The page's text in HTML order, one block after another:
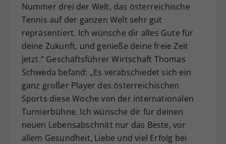
Nummer drei der Welt, das österreichische
Tennis auf der ganzen Welt sehr gut
repräsentiert. Ich wünsche dir alles Gute für
deine Zukunft, und genieße deine freie Zeit
jetzt.“ Geschäftsführer Wirtschaft Thomas
Schweda befand: „Es verabschiedet sich ein
ganz großer Player des österreichischen
Sports diese Woche von der internationalen
Turnierbühne. Ich wünsche dir für deinen
neuen Lebensabschnitt nur das Beste, vor
allem Gesundheit, Liebe und viel Erfolg bei